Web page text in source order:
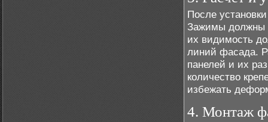
После
Зажимы должны
их видимость
линий фасада.
панелей и их
количество
избежать
4. Монтаж